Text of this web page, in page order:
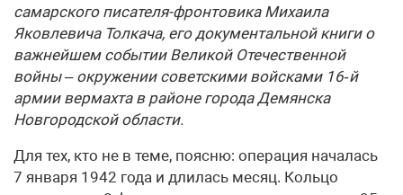
самарского писателя-фронтовика Михаила
Яковлевича Толкача, его документальной книги о
важнейшем событии Великой Отечественной
войны – окружении советскими войсками 16‑й
армии вермахта в районе города Демянска
Новгородской области.
Для тех, кто не в теме, поясню: операция началась
7 января 1942 года и длилась месяц. Кольцо